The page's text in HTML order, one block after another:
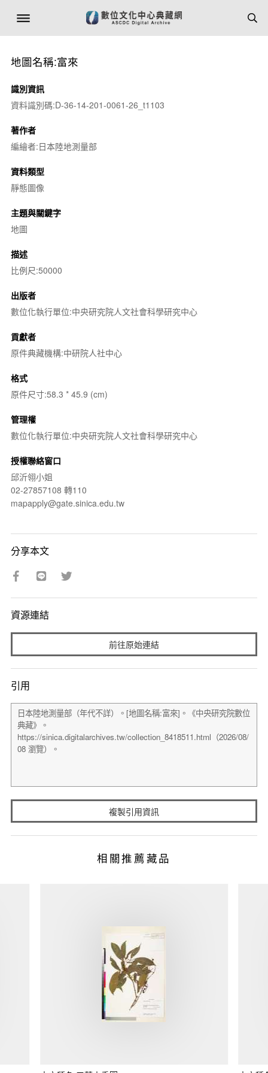
地圖名稱:富來
識別資訊
資料識別碼:D-36-14-201-0061-26_t1103
著作者
編繪者:日本陸地測量部
資料類型
靜態圖像
主題與關鍵字
地圖
描述
比例尺:50000
出版者
數位化執行單位:中央研究院人文社會科學研究中心
貢獻者
原件典藏機構:中研院人社中心
格式
原件尺寸:58.3 * 45.9 (cm)
管理權
數位化執行單位:中央研究院人文社會科學研究中心
授權聯絡窗口
邱沂翎小姐
02-27857108 轉110
mapapply@gate.sinica.edu.tw
分享本文
資源連結
前往原始連結
引用
複製引用資訊
相關推薦藏品